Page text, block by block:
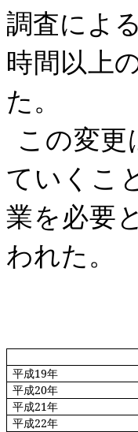
調査によ
時間以上
た。
この変
ていくこ
業を必要
われた。
平成19年
平成20年
平成21年
平成22年